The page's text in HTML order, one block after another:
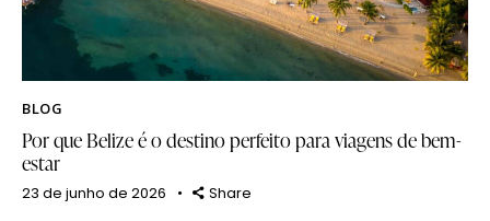
BLOG
Por que Belize é o destino perfeito para viagens de bem-
estar
23 de junho de 2026 Share